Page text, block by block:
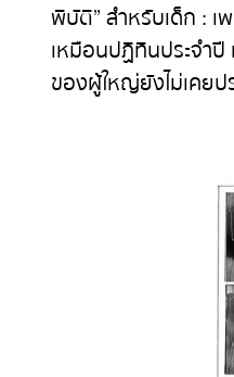
พิบัติ” สำหรับเด็ก :
เหมือนปฏิทินประจำปี
ของผู้ใหญ่ยังไม่เคยป